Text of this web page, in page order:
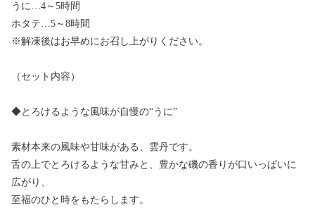
うに…4～5時間
ホタテ…5～8時間
※解凍後はお早めにお召し上がりください。
（セット内容）
◆とろけるような風味が自慢の“うに”
素材本来の風味や甘味がある、雲丹です。
舌の上でとろけるような甘みと、豊かな磯の香りが口いっぱいに
広がり、
至福のひと時をもたらします。